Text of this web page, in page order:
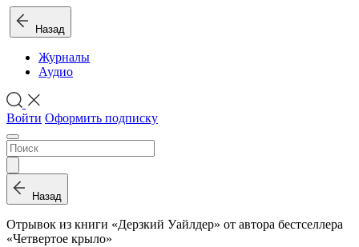
Назад
Журналы
Аудио
Войти Оформить подписку
Назад
Отрывок из книги «Дерзкий Уайлдер» от автора бестселлера
«Четвертое крыло»